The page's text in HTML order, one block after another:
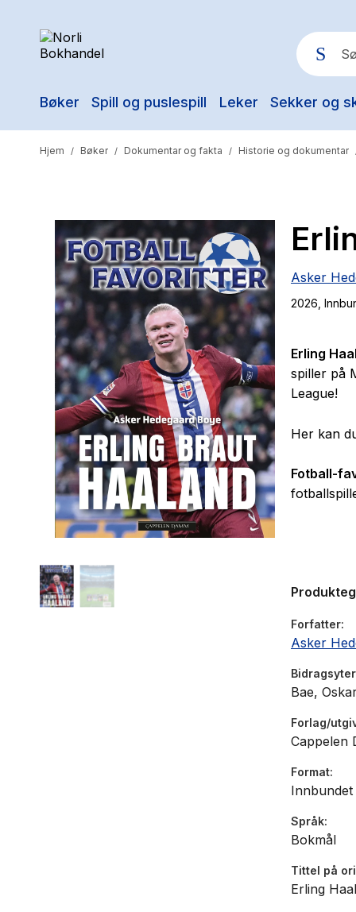
Bøker Spill og puslespill Leker Sekker og
Hjem / Bøker / Dokumentar og fakta / Historie og dokumentar
Asker
2026 ,
Erling
spiller på
League!
Her kan
Fotball-
Forfatter
Asker
Bidragsyter
Bae,
Forlag/
Cappelen
Format
Innbundet
Språk
Bokmål
Tittel på
Erling